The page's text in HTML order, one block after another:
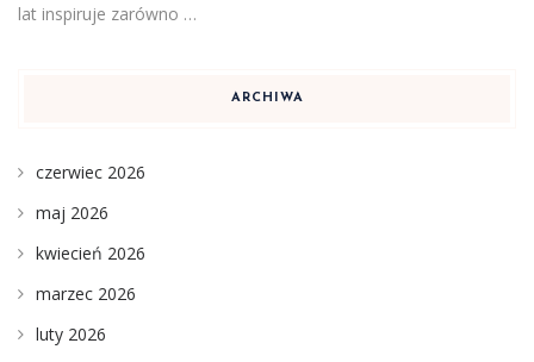
lat inspiruje zarówno …
ARCHIWA
czerwiec 2026
maj 2026
kwiecień 2026
marzec 2026
luty 2026